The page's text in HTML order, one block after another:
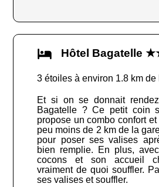
Hôtel Bagatelle
3 étoiles à environ 1.8 km de
Et si on se donnait
Bagatelle ? Ce petit coin
propose un combo confort
peu moins de 2 km de la
pour poser ses valises
bien remplie. En plus,
cocons et son accueil
vraiment de quoi souffler.
ses valises et souffler.